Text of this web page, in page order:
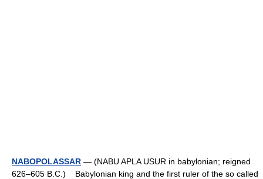
NABOPOLASSAR — (NABU APLA USUR in babylonian; reigned
626–605 B.C.) Babylonian king and the first ruler of the so called